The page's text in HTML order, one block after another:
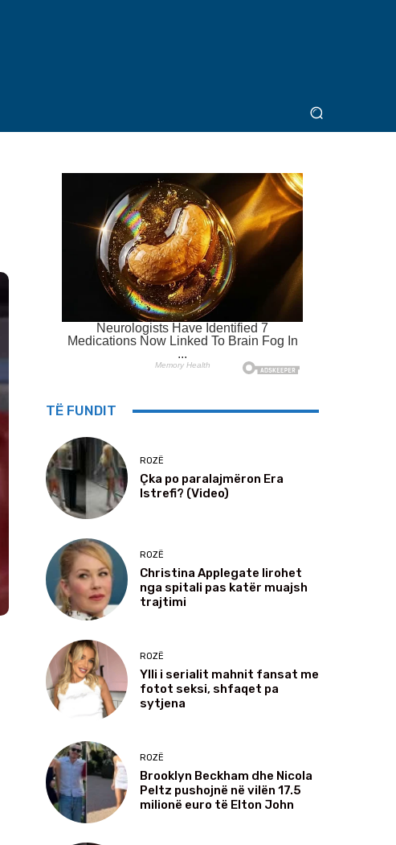
TË FUNDIT
ROZË
Çka po paralajmëron Era
Istrefi? (Video)
ROZË
Christina Applegate lirohet
nga spitali pas katër muajsh
trajtimi
ROZË
Ylli i serialit mahnit fansat me
fotot seksi, shfaqet pa
sytjena
ROZË
Brooklyn Beckham dhe Nicola
Peltz pushojnë në vilën 17.5
milionë euro të Elton John